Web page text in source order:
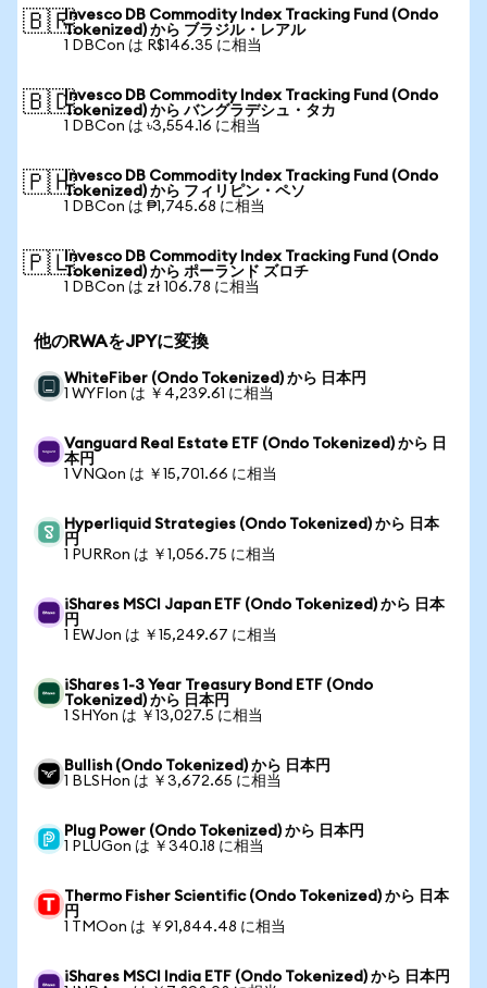
🇧🇷Invesco DB Commodity Index Tracking Fund (Ondo
Tokenized) から ブラジル・レアル
1 DBCon は R$146.35 に相当
🇧🇩Invesco DB Commodity Index Tracking Fund (Ondo
Tokenized) から バングラデシュ・タカ
1 DBCon は ৳3,554.16 に相当
🇵🇭Invesco DB Commodity Index Tracking Fund (Ondo
Tokenized) から フィリピン・ペソ
1 DBCon は ₱1,745.68 に相当
🇵🇱Invesco DB Commodity Index Tracking Fund (Ondo
Tokenized) から ポーランド ズロチ
1 DBCon は zł 106.78 に相当
他のRWAをJPYに変換
WhiteFiber (Ondo Tokenized) から 日本円
1 WYFIon は ￥4,239.61 に相当
Vanguard Real Estate ETF (Ondo Tokenized) から 日
本円
1 VNQon は ￥15,701.66 に相当
Hyperliquid Strategies (Ondo Tokenized) から 日本
円
1 PURRon は ￥1,056.75 に相当
iShares MSCI Japan ETF (Ondo Tokenized) から 日本
円
1 EWJon は ￥15,249.67 に相当
iShares 1-3 Year Treasury Bond ETF (Ondo
Tokenized) から 日本円
1 SHYon は ￥13,027.5 に相当
Bullish (Ondo Tokenized) から 日本円
1 BLSHon は ￥3,672.65 に相当
Plug Power (Ondo Tokenized) から 日本円
1 PLUGon は ￥340.18 に相当
Thermo Fisher Scientific (Ondo Tokenized) から 日本
円
1 TMOon は ￥91,844.48 に相当
iShares MSCI India ETF (Ondo Tokenized) から 日本円